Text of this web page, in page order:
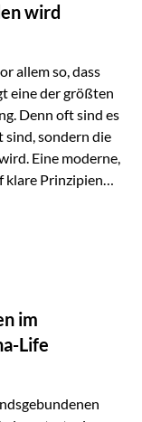
wird
allem so, dass
eine der größten
Denn oft sind es
sondern die
Eine moderne,
klare Prinzipien
breite
seit vielen Jahren
im
Life